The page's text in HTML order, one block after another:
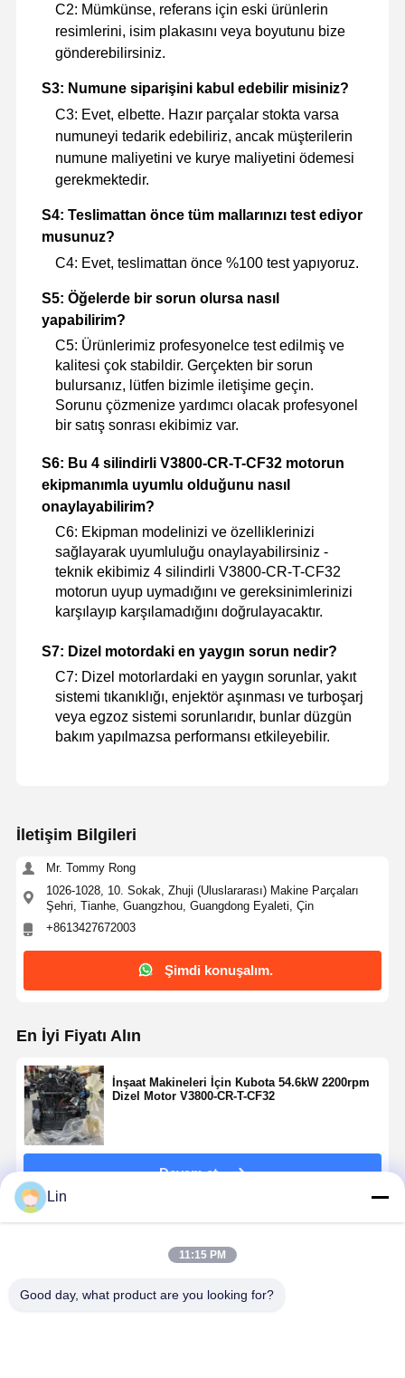
C2: Mümkünse, referans için eski ürünlerin
resimlerini, isim plakasını veya boyutunu bize
gönderebilirsiniz.
S3: Numune siparişini kabul edebilir misiniz?
C3: Evet, elbette. Hazır parçalar stokta varsa
numuneyi tedarik edebiliriz, ancak müşterilerin
numune maliyetini ve kurye maliyetini ödemesi
gerekmektedir.
S4: Teslimattan önce tüm mallarınızı test ediyor
musunuz?
C4: Evet, teslimattan önce %100 test yapıyoruz.
S5: Öğelerde bir sorun olursa nasıl
yapabilirim?
C5: Ürünlerimiz profesyonelce test edilmiş ve
kalitesi çok stabildir. Gerçekten bir sorun
bulursanız, lütfen bizimle iletişime geçin.
Sorunu çözmenize yardımcı olacak profesyonel
bir satış sonrası ekibimiz var.
S6: Bu 4 silindirli V3800-CR-T-CF32 motorun
ekipmanımla uyumlu olduğunu nasıl
onaylayabilirim?
C6: Ekipman modelinizi ve özelliklerinizi
sağlayarak uyumluluğu onaylayabilirsiniz -
teknik ekibimiz 4 silindirli V3800-CR-T-CF32
motorun uyup uymadığını ve gereksinimlerinizi
karşılayıp karşılamadığını doğrulayacaktır.
S7: Dizel motordaki en yaygın sorun nedir?
C7: Dizel motorlardaki en yaygın sorunlar, yakıt
sistemi tıkanıklığı, enjektör aşınması ve turboşarj
veya egzoz sistemi sorunlarıdır, bunlar düzgün
bakım yapılmazsa performansı etkileyebilir.
İletişim Bilgileri
Mr. Tommy Rong
1026-1028, 10. Sokak, Zhuji (Uluslararası) Makine Parçaları
Şehri, Tianhe, Guangzhou, Guangdong Eyaleti, Çin
+8613427672003
Şimdi konuşalım.
En İyi Fiyatı Alın
İnşaat Makineleri İçin Kubota 54.6kW 2200rpm
Dizel Motor V3800-CR-T-CF32
Devam et
Lin
11:15 PM
Good day, what product are you looking for?